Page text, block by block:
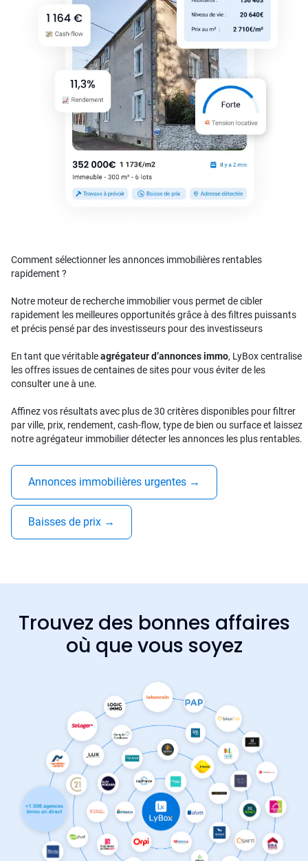
Comment sélectionner les annonces immobilières rentables
rapidement ?
Notre moteur de recherche immobilier vous permet de cibler
rapidement les meilleures opportunités grâce à des filtres puissants
et précis pensé par des investisseurs pour des investisseurs
En tant que véritableagrégateur d’annonces immo, LyBox centralise
les offres issues de centaines de sites pour vous éviter de les
consulter une à une.
Affinez vos résultats avec plus de 30 critères disponibles pour filtrer
par ville, prix, rendement, cash-flow, type de bien ou surface et laissez
notre agrégateur immobilier détecter les annonces les plus rentables.
Annonces immobilières urgentes →
Baisses de prix →
Trouvez des bonnes affaires
où que vous soyez